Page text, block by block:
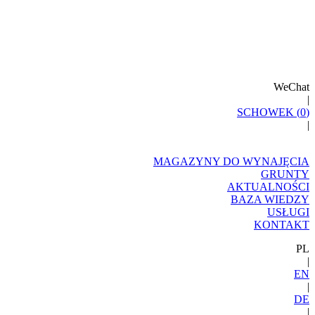
WeChat
|
SCHOWEK (0)
|
MAGAZYNY DO WYNAJĘCIA
GRUNTY
AKTUALNOŚCI
BAZA WIEDZY
USŁUGI
KONTAKT
PL
|
EN
|
DE
|